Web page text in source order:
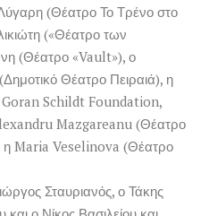
(Θέατρο Το Τρένο στο
(«Θέατρο των
(Θέατρο «Vault»), ο
Θέατρο Πειραιά), η
Schildt Foundation,
Mazgareanu (Θέατρο
η Maria Veselinova (Θέατρο
Σταυριανός, ο Τάκης